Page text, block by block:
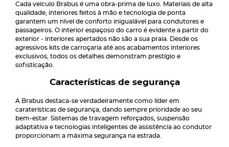
Cada veículo Brabus é uma obra-prima de luxo. Materiais de alta
qualidade, interiores feitos à mão e tecnologia de ponta
garantem um nível de conforto inigualável para condutores e
passageiros. O interior espaçoso do carro é evidente a partir do
exterior - interiores apertados não são a sua praia. Desde os
agressivos kits de carroçaria até aos acabamentos interiores
exclusivos, todos os detalhes demonstram prestígio e
sofisticação.
Características de segurança
A Brabus destaca-se verdadeiramente como líder em
caraterísticas de segurança, dando sempre prioridade ao seu
bem-estar. Sistemas de travagem reforçados, suspensão
adaptativa e tecnologias inteligentes de assistência ao condutor
proporcionam a máxima segurança na estrada.